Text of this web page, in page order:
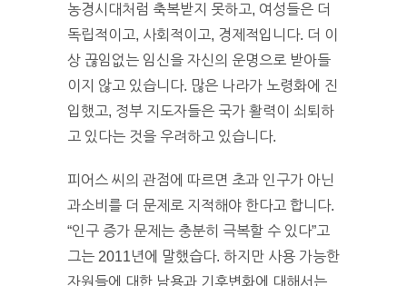
농경시대처럼 축복받지 못하고, 여성들은 더
독립적이고, 사회적이고, 경제적입니다. 더 이
상 끊임없는 임신을 자신의 운명으로 받아들
이지 않고 있습니다. 많은 나라가 노령화에 진
입했고, 정부 지도자들은 국가 활력이 쇠퇴하
고 있다는 것을 우려하고 있습니다.
피어스 씨의 관점에 따르면 초과 인구가 아닌
과소비를 더 문제로 지적해야 한다고 합니다.
“인구 증가 문제는 충분히 극복할 수 있다”고
그는 2011년에 말했습다. 하지만 사용 가능한
자원들에 대한 남용과 기후변화에 대해서는